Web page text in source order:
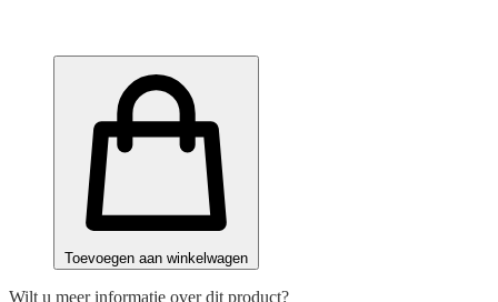
Toevoegen aan winkelwagen
Wilt u meer informatie over dit product?